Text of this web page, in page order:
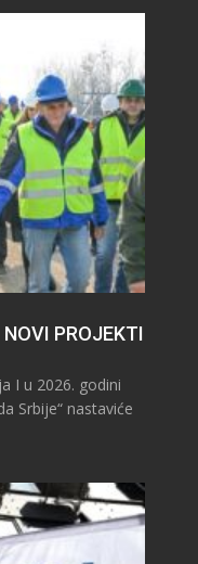
NOVI PROJEKTI
I u 2026. godini
Srbije“ nastaviće